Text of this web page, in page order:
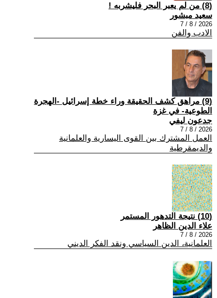
(8) من لم يعبر البحر فليشربه !
سعيد مبشور
2026 / 8 / 7
الادب والفن
(9) مراهق كشف الحقيقة وراء خطة إسرائيل -الهجرة
الطوعية- في غزة
جدعون ليفي
2026 / 8 / 7
العمل المشترك بين القوى اليسارية والعلمانية
والديمقرطية
(10) نتيجة التدهور المستمر
علاء الدين الظاهر
2026 / 8 / 7
العلمانية، الدين السياسي ونقد الفكر الديني